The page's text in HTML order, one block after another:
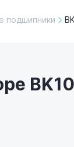
подшипники